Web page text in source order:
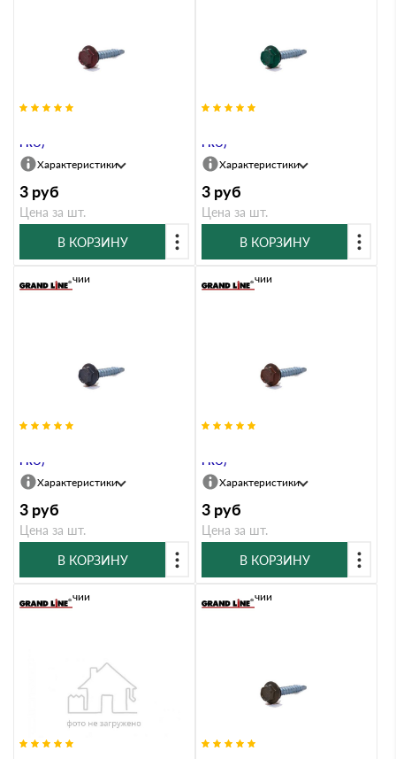
PRO)
Характеристики
3 руб
Цена за шт.
В КОРЗИНУ
PRO)
Характеристики
3 руб
Цена за шт.
В КОРЗИНУ
PRO)
В наличии
Характеристики
3 руб
Цена за шт.
В КОРЗИНУ
PRO)
В наличии
Характеристики
3 руб
Цена за шт.
В КОРЗИНУ
В наличии В наличии